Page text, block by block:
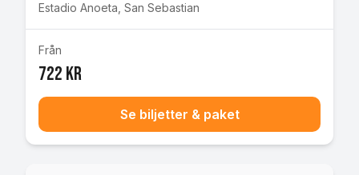
Estadio Anoeta San Sebastian
Från
722 kr
Se biljetter & paket